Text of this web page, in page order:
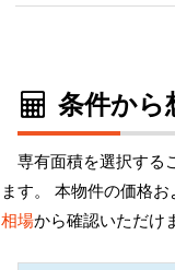
条件から
専有面積を選択する
ます。 本物件の価格
相場から確認いただけ